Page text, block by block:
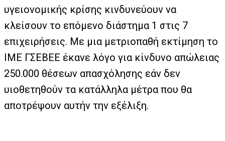
υγειονομικής κρίσης κινδυνεύουν να
κλείσουν το επόμενο διάστημα 1 στις 7
επιχειρήσεις. Με μια μετριοπαθή εκτίμηση το
ΙΜΕ ΓΣΕΒΕΕ έκανε λόγο για κίνδυνο απώλειας
250.000 θέσεων απασχόλησης εάν δεν
υιοθετηθούν τα κατάλληλα μέτρα που θα
αποτρέψουν αυτήν την εξέλιξη.